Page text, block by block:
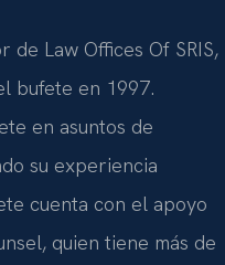
de Law Offices Of SRIS,
bufete en 1997.
en asuntos de
su experiencia
cuenta con el apoyo
quien tiene más de